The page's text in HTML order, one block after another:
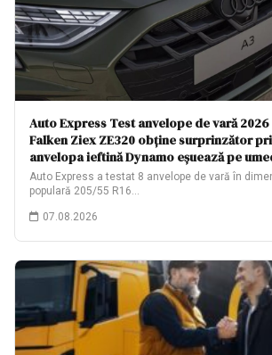
Auto Express Test anvelope de vară
Falken Ziex ZE320 obține surprinzător
anvelopa ieftină Dynamo eșuează pe
Auto Express a testat 8 anvelope de vară în
populară 205/55 R16…
07.08.2026